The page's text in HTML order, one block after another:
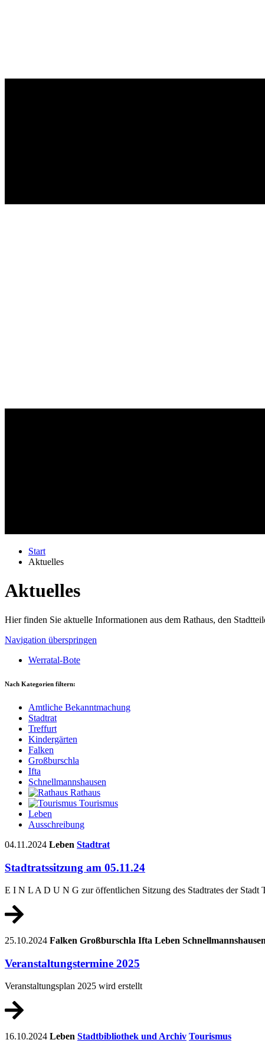
Start
Aktuelles
Aktuelles
Hier finden Sie aktuelle Informationen aus dem Rathaus, den
Navigation überspringen
Werratal-Bote
Nach Kategorien filtern:
Amtliche Bekanntmachung
Stadtrat
Treffurt
Kindergärten
Falken
Großburschla
Ifta
Schnellmannshausen
Rathaus
Tourismus
Leben
Ausschreibung
04.11.2024 Leben Stadtrat
Stadtratssitzung am 05.11.24
E I N L A D U N G zur öffentlichen Sitzung des Stadtrates der Stadt
25.10.2024 Falken Großburschla Ifta Leben Schnellmannshausen
Veranstaltungstermine 2025
Veranstaltungsplan 2025 wird erstellt
16.10.2024 Leben Stadtbibliothek und Archiv Tourismus